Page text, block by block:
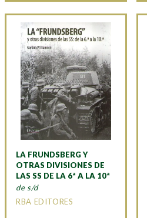
LA FRUNDSBERG Y
OTRAS DIVISIONES DE
LAS SS DE LA 6ª A LA 10ª
de s/d
RBA EDITORES